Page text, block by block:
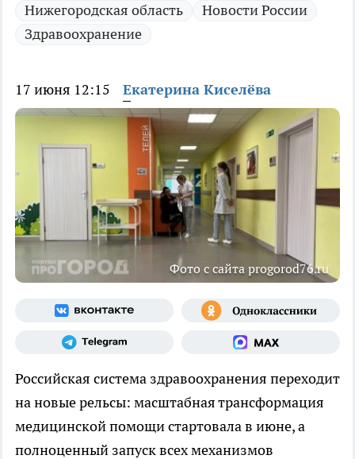
Нижегородская область
Новости России
Здравоохранение
17 июня 12:15 Екатерина Киселёва
Фото с сайта progorod76.ru
Российская система здравоохранения переходит
на новые рельсы: масштабная трансформация
медицинской помощи стартовала в июне, а
полноценный запуск всех механизмов